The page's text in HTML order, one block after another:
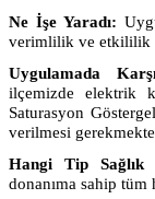
Ne İşe Yaradı:
verimlilik ve etkililik
Uygulamada
ilçemizde elektrik
Saturasyon
verilmesi
Hangi Tip Sağlık
donanıma sahip